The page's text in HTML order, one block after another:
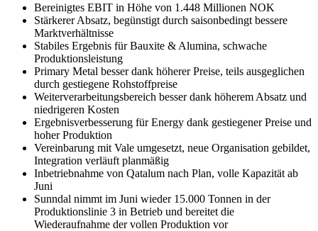
Bereinigtes EBIT in Höhe von 1.448 Millionen NOK
Stärkerer Absatz, begünstigt durch saisonbedingt bessere
Marktverhältnisse
Stabiles Ergebnis für Bauxite & Alumina, schwache
Produktionsleistung
Primary Metal besser dank höherer Preise, teils ausgeglichen
durch gestiegene Rohstoffpreise
Weiterverarbeitungsbereich besser dank höherem Absatz und
niedrigeren Kosten
Ergebnisverbesserung für Energy dank gestiegener Preise und
hoher Produktion
Vereinbarung mit Vale umgesetzt, neue Organisation gebildet,
Integration verläuft planmäßig
Inbetriebnahme von Qatalum nach Plan, volle Kapazität ab
Juni
Sunndal nimmt im Juni wieder 15.000 Tonnen in der
Produktionslinie 3 in Betrieb und bereitet die
Wiederaufnahme der vollen Produktion vor